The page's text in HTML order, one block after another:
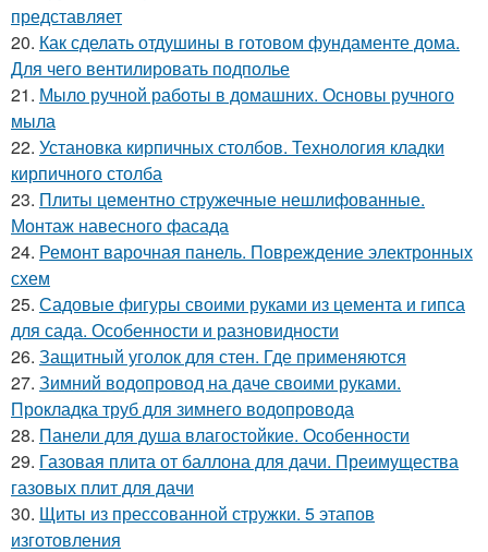
представляет
20. Как сделать отдушины в готовом фундаменте дома.
Для чего вентилировать подполье
21. Мыло ручной работы в домашних. Основы ручного
мыла
22. Установка кирпичных столбов. Технология кладки
кирпичного столба
23. Плиты цементно стружечные нешлифованные.
Монтаж навесного фасада
24. Ремонт варочная панель. Повреждение электронных
схем
25. Садовые фигуры своими руками из цемента и гипса
для сада. Особенности и разновидности
26. Защитный уголок для стен. Где применяются
27. Зимний водопровод на даче своими руками.
Прокладка труб для зимнего водопровода
28. Панели для душа влагостойкие. Особенности
29. Газовая плита от баллона для дачи. Преимущества
газовых плит для дачи
30. Щиты из прессованной стружки. 5 этапов
изготовления